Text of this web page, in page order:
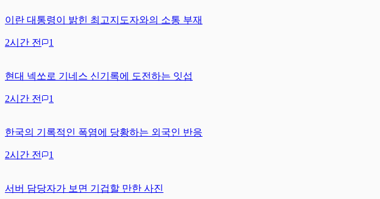
이란 대통령이 밝힌 최고지도자와의 소통 부재
2시간 전 1
현대 넥쏘로 기네스 신기록에 도전하는 잇섭
2시간 전 1
한국의 기록적인 폭염에 당황하는 외국인 반응
2시간 전 1
서버 담당자가 보면 기겁할 만한 사진